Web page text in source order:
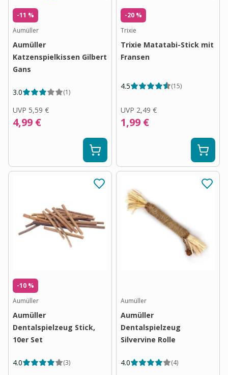
-11 %
Aumüller
Aumüller
Katzenspielkissen Gilbert
Gans
3.0 (1)
UVP 5,59 €
4,99 €
-20 %
Trixie
Trixie Matatabi-Stick mit
Fransen
4.5 (15)
UVP 2,49 €
1,99 €
-10 %
Aumüller
Aumüller
Dentalspielzeug Stick,
10er Set
4.0 (3)
Aumüller
Aumüller
Dentalspielzeug
Silvervine Rolle
4.0 (4)